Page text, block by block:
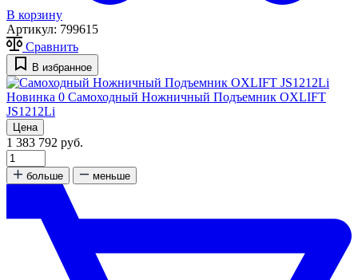
В корзину
Артикул: 799615
Сравнить
В избранное
Новинка 0 Самоходный Ножничный Подъемник OXLIFT
JS1212Li
Цена
1 383 792 руб.
больше меньше